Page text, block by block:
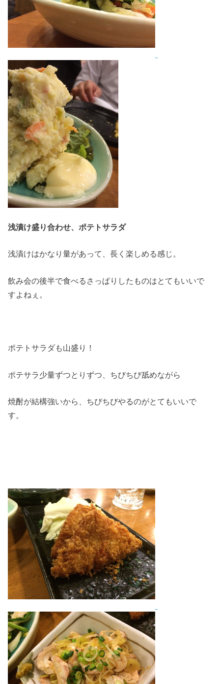
浅漬け盛り合わせ、ポテトサラダ
浅漬けはかなり量があって、長く楽しめる感じ。
飲み会の後半で食べるさっぱりしたものはとてもいいで
すよねぇ。
ポテトサラダも山盛り！
ポテサラ少量ずつとりずつ、ちびちび舐めながら
焼酎が結構強いから、ちびちびやるのがとてもいいで
す。